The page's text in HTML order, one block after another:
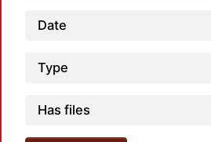
Date
Type
Has files